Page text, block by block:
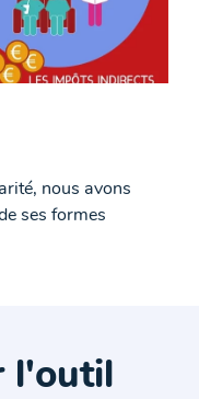
nous avons
ses formes
l'outil